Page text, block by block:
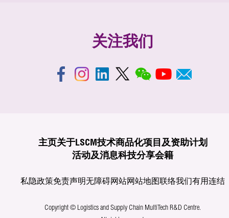
关注我们
主页关于LSCM技术商品化项目及资助计划
活动及消息科技分享会籍
私隐政策免责声明无障碍网站网站地图联络我们有用连结
Copyright © Logistics and Supply Chain MultiTech R&D Centre.